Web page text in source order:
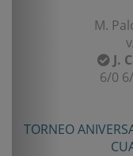
M.
J.
6/0
TORNEO